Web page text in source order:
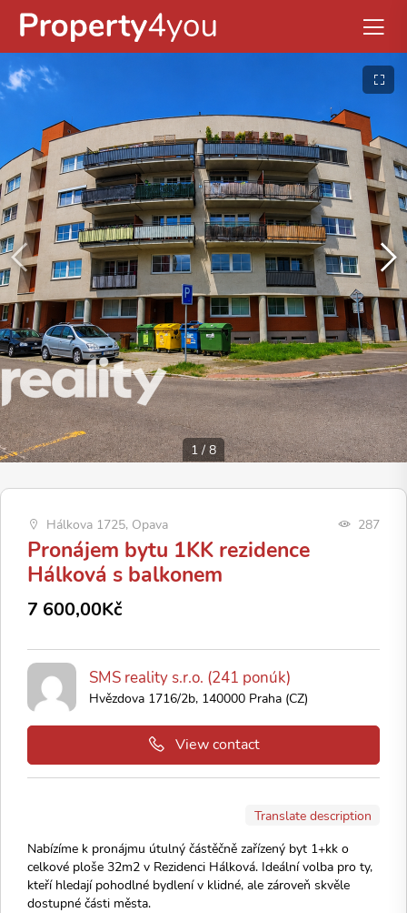
1 /8
Hálkova 1725, Opava 287
Pronájem bytu 1KK rezidence
Hálková s balkonem
7 600,00Kč
SMS reality s.r.o. (241 ponúk)
Hvězdova 1716/2b, 140000 Praha (CZ)
View contact
Translate description
Nabízíme k pronájmu útulný částěčně zařízený byt 1+kk o
celkové ploše 32m2 v Rezidenci Hálková. Ideální volba pro ty,
kteří hledají pohodlné bydlení v klidné, ale zároveň skvěle
dostupné části města.